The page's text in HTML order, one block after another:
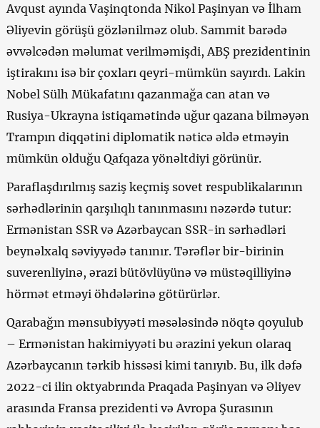
Avqust ayında Vaşinqtonda Nikol Paşinyan və İlham
Əliyevin görüşü gözlənilməz olub. Sammit barədə
əvvəlcədən məlumat verilməmişdi, ABŞ prezidentinin
iştirakını isə bir çoxları qeyri-mümkün sayırdı. Lakin
Nobel Sülh Mükafatını qazanmağa can atan və
Rusiya-Ukrayna istiqamətində uğur qazana bilməyən
Trampın diqqətini diplomatik nəticə əldə etməyin
mümkün olduğu Qafqaza yönəltdiyi görünür.
Paraflaşdırılmış saziş keçmiş sovet respublikalarının
sərhədlərinin qarşılıqlı tanınmasını nəzərdə tutur:
Ermənistan SSR və Azərbaycan SSR-in sərhədləri
beynəlxalq səviyyədə tanınır. Tərəflər bir-birinin
suverenliyinə, ərazi bütövlüyünə və müstəqilliyinə
hörmət etməyi öhdələrinə götürürlər.
Qarabağın mənsubiyyəti məsələsində nöqtə qoyulub
– Ermənistan hakimiyyəti bu ərazini yekun olaraq
Azərbaycanın tərkib hissəsi kimi tanıyıb. Bu, ilk dəfə
2022-ci ilin oktyabrında Praqada Paşinyan və Əliyev
arasında Fransa prezidenti və Avropa Şurasının